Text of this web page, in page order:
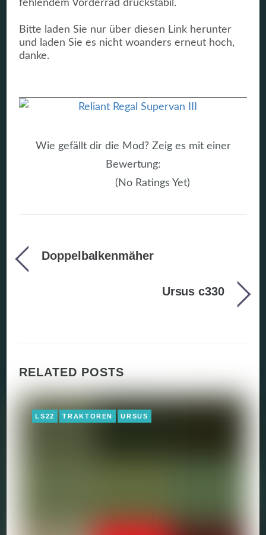
fehlendem Vorderrad druckstabil.
Bitte laden Sie nur über diesen Link herunter
und laden Sie es nicht woanders erneut hoch,
danke.
Wie gefällt dir die Mod? Zeig es mit einer
Bewertung:
(No Ratings Yet)
Doppelbalkenmäher
Ursus c330
RELATED POSTS
LS22 TRAKTOREN URSUS